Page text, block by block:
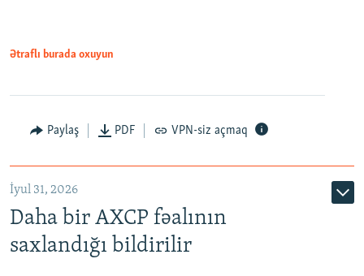
Ətraflı burada oxuyun
Paylaş PDF VPN-siz açmaq
İyul 31, 2026
Daha bir AXCP fəalının
saxlandığı bildirilir